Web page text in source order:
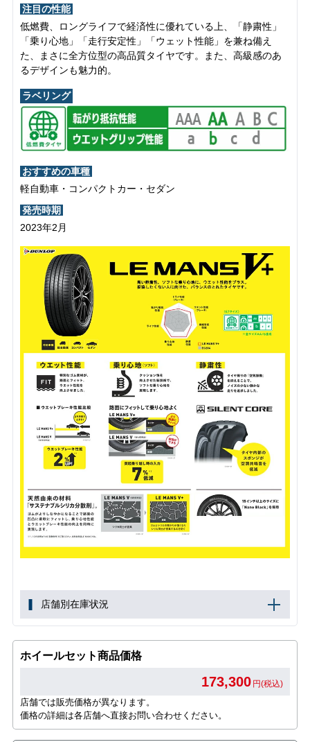
注目の性能
低燃費、ロングライフで経済性に優れている上、「静粛性」
「乗り心地」「走行安定性」「ウェット性能」を兼ね備え
た、まさに全方位型の高品質タイヤです。また、高級感のあ
るデザインも魅力的。
ラベリング
おすすめの車種
軽自動車・コンパクトカー・セダン
発売時期
2023年2月
店舗別在庫状況
ホイールセット商品価格
173,300 円(税込)
店舗では販売価格が異なります。
価格の詳細は各店舗へ直接お問い合わせください。